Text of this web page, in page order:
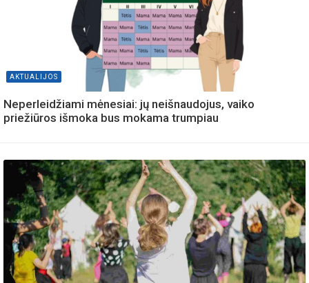
AKTUALIJOS
Neperleidžiami mėnesiai: jų neišnaudojus, vaiko
priežiūros išmoka bus mokama trumpiau